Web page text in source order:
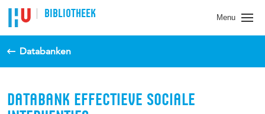
BIBLIOTHEEK Menu
Databanken
DATABANK EFFECTIEVE SOCIALE